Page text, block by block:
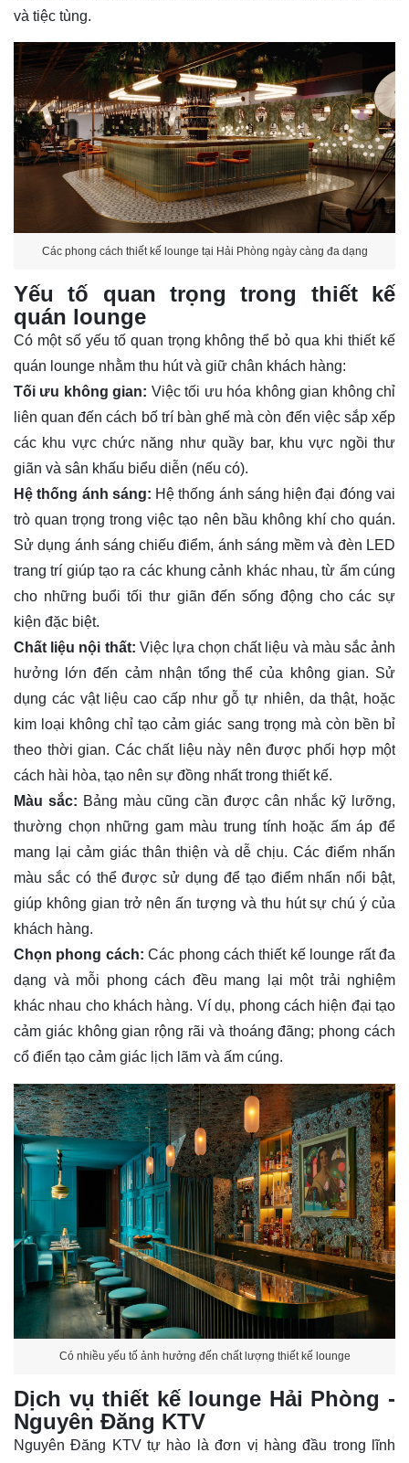
và tiệc tùng.
Các phong cách thiết kế lounge tại Hải Phòng ngày càng đa dạng
Yếu tố quan trọng trong thiết kế
quán lounge
Có một số yếu tố quan trọng không thể bỏ qua khi thiết kế
quán lounge nhằm thu hút và giữ chân khách hàng:
Tối ưu không gian: Việc tối ưu hóa không gian không chỉ
liên quan đến cách bố trí bàn ghế mà còn đến việc sắp xếp
các khu vực chức năng như quầy bar, khu vực ngồi thư
giãn và sân khấu biểu diễn (nếu có).
Hệ thống ánh sáng: Hệ thống ánh sáng hiện đại đóng vai
trò quan trọng trong việc tạo nên bầu không khí cho quán.
Sử dụng ánh sáng chiếu điểm, ánh sáng mềm và đèn LED
trang trí giúp tạo ra các khung cảnh khác nhau, từ ấm cúng
cho những buổi tối thư giãn đến sống động cho các sự
kiện đặc biệt.
Chất liệu nội thất: Việc lựa chọn chất liệu và màu sắc ảnh
hưởng lớn đến cảm nhận tổng thể của không gian. Sử
dụng các vật liệu cao cấp như gỗ tự nhiên, da thật, hoặc
kim loại không chỉ tạo cảm giác sang trọng mà còn bền bỉ
theo thời gian. Các chất liệu này nên được phối hợp một
cách hài hòa, tạo nên sự đồng nhất trong thiết kế.
Màu sắc: Bảng màu cũng cần được cân nhắc kỹ lưỡng,
thường chọn những gam màu trung tính hoặc ấm áp để
mang lại cảm giác thân thiện và dễ chịu. Các điểm nhấn
màu sắc có thể được sử dụng để tạo điểm nhấn nổi bật,
giúp không gian trở nên ấn tượng và thu hút sự chú ý của
khách hàng.
Chọn phong cách: Các phong cách thiết kế lounge rất đa
dạng và mỗi phong cách đều mang lại một trải nghiệm
khác nhau cho khách hàng. Ví dụ, phong cách hiện đại tạo
cảm giác không gian rộng rãi và thoáng đãng; phong cách
cổ điển tạo cảm giác lịch lãm và ấm cúng.
Có nhiều yếu tố ảnh hưởng đến chất lượng thiết kế lounge
Dịch vụ thiết kế lounge Hải Phòng -
Nguyên Đăng KTV
Nguyên Đăng KTV tự hào là đơn vị hàng đầu trong lĩnh